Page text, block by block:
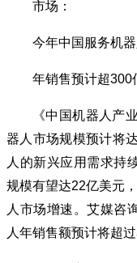
市场：
今年中国服务机器
年销售预计超300
《中国机器人产
器人市场规模预计将
人的新兴应用需求持
规模有望达22亿美元
人市场增速。艾媒咨
人年销售额预计将超过